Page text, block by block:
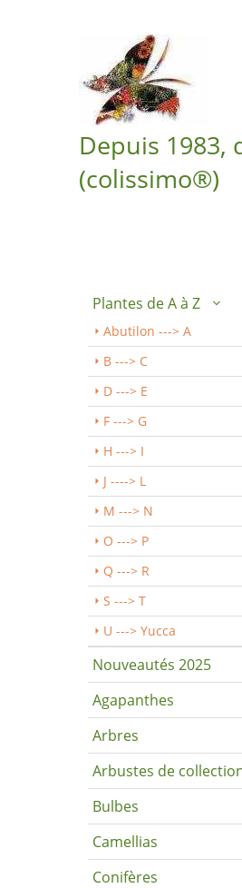
Depuis
(colissimo®)
Plantes de A à Z
Abutilon ---> A
B ---> C
D ---> E
F ---> G
H ---> I
J ----> L
M ---> N
O ---> P
Q ---> R
S ---> T
U ---> Yucca
Nouveautés 2025
Agapanthes
Arbres
Arbustes de
Bulbes
Camellias
Conifères